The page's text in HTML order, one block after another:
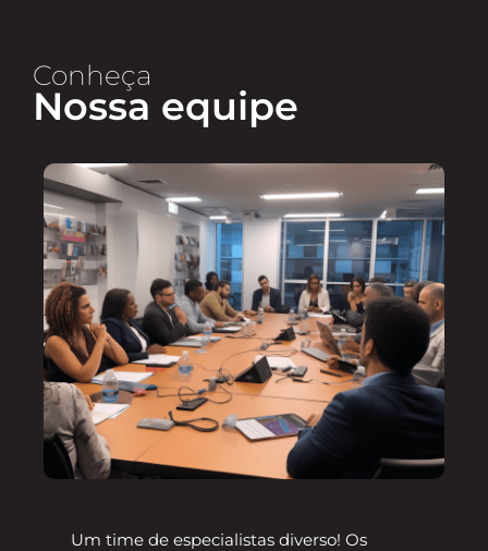
Conheça
Um time de especialistas diverso! Os